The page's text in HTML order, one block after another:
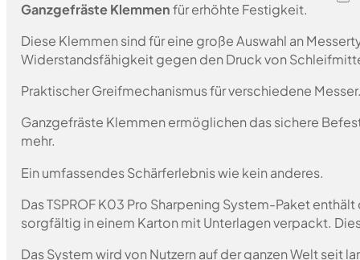
Ganzgefräste Klemmenfür erhöhte Festigkeit.
Diese Klemmen sind für eine große Auswahl an
Widerstandsfähigkeit gegen den Druck von
Praktischer Greifmechanismus für verschiedene
Ganzgefräste Klemmen ermöglichen das sichere
mehr.
Ein umfassendes Schärferlebnis wie kein anderes.
Das TSPROF K03 Pro Sharpening System-Paket
sorgfältig in einem Karton mit Unterlagen verpackt.
Das System wird von Nutzern auf der ganzen Welt seit